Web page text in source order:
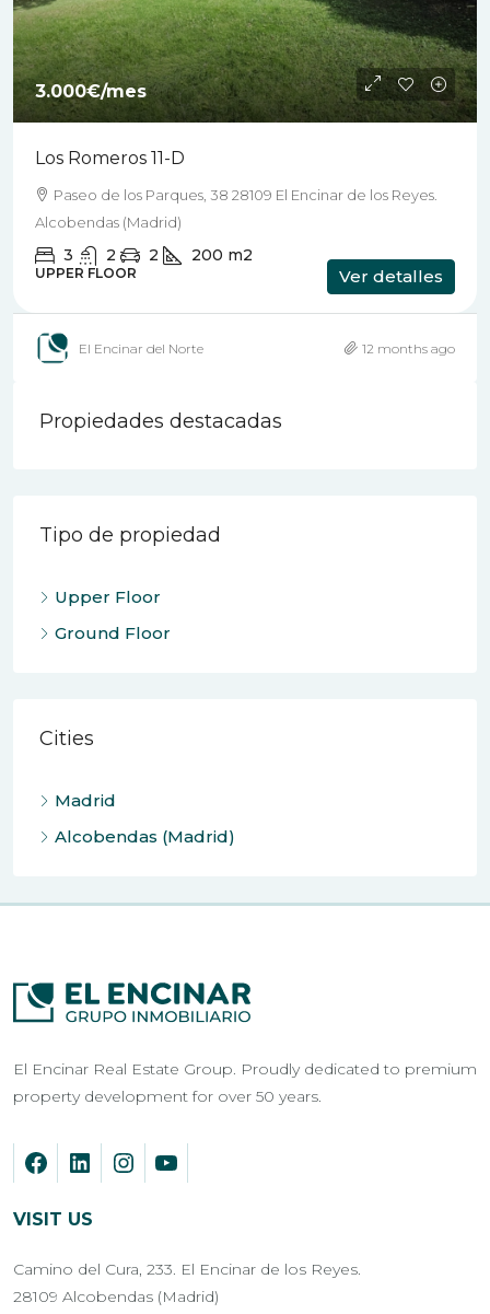
3.000€/mes
Los Romeros 11-D
Paseo de los Parques, 38 28109 El Encinar de los Reyes.
Alcobendas (Madrid)
3 2 2 200 m2
UPPER FLOOR Ver detalles
El Encinar del Norte 12 months ago
Propiedades destacadas
Tipo de propiedad
Upper Floor
Ground Floor
Cities
Madrid
Alcobendas (Madrid)
El Encinar Real Estate Group. Proudly dedicated to premium
property development for over 50 years.
VISIT US
Camino del Cura, 233. El Encinar de los Reyes.
28109 Alcobendas (Madrid)